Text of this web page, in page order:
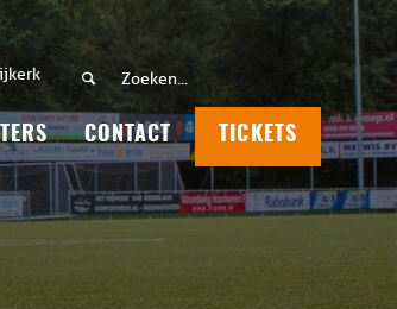
CONTACT TICKETS